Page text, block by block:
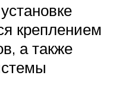
креплением
а также